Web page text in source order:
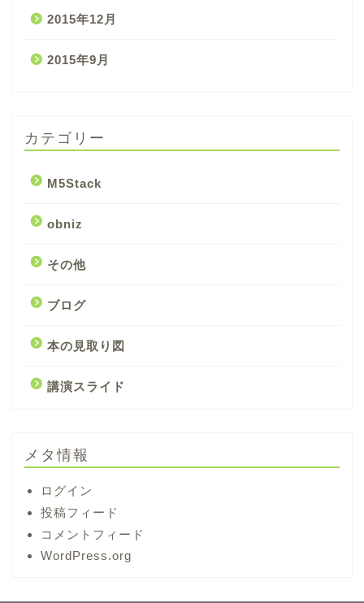
2015年12月
2015年9月
カテゴリー
M5Stack
obniz
その他
ブログ
本の見取り図
講演スライド
メタ情報
ログイン
投稿フィード
コメントフィード
WordPress.org